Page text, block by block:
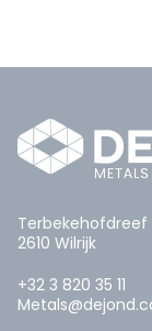
Terbekehofdreef
2610 Wilrijk
+32 3 820 35 11